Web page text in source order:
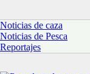
Noticias de caza
Noticias de Pesca
Reportajes